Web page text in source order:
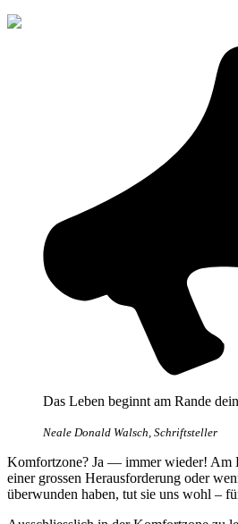
Das Leben beginnt am Rande
Neale Donald Walsch, Schriftsteller
Komfortzone? Ja — immer wieder! Am
einer grossen Herausforderung oder
überwunden haben, tut sie uns wohl –